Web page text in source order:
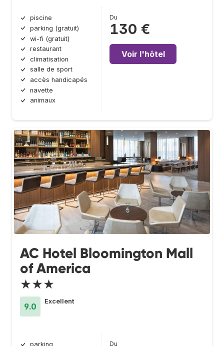
piscine
parking (gratuit)
wi-fi (gratuit)
restaurant
climatisation
salle de sport
accès handicapés
navette
animaux
Du
130 €
Voir l'hôtel
AC Hotel Bloomington Mall
of America
★★★
9.0
Excellent
parking Du